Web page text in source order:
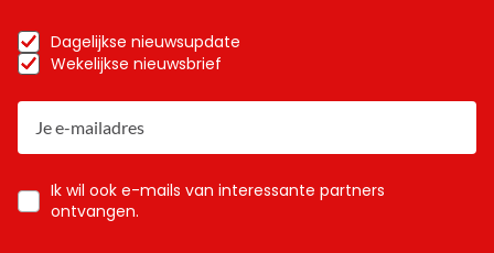
Dagelijkse nieuwsupdate
Wekelijkse nieuwsbrief
Ik wil ook e-mails van interessante partners
ontvangen.